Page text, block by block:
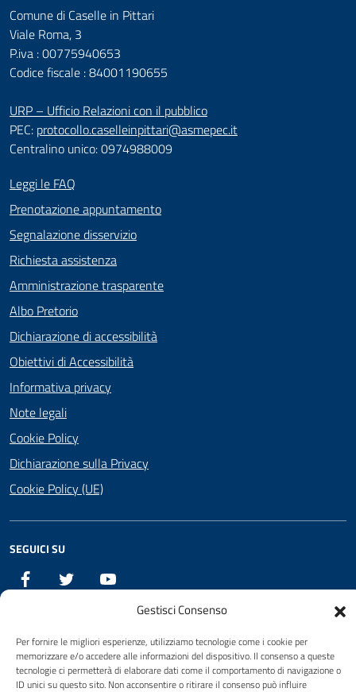
Gestisci Consenso
Per fornire le migliori esperienze, utilizziamo tecnologie come i cookie per
memorizzare e/o accedere alle informazioni del dispositivo. Il consenso a queste
tecnologie ci permetterà di elaborare dati come il comportamento di navigazione o
ID unici su questo sito. Non acconsentire o ritirare il consenso può influire
Comune di Caselle in Pittari
Viale Roma, 3
P.iva : 00775940653
Codice fiscale : 84001190655
URP – Ufficio Relazioni con il pubblico
PEC: protocollo.caselleinpittari@asmepec.it
Centralino unico: 0974988009
Leggi le FAQ
Prenotazione appuntamento
Segnalazione disservizio
Richiesta assistenza
Amministrazione trasparente
Albo Pretorio
Dichiarazione di accessibilità
Obiettivi di Accessibilità
Informativa privacy
Note legali
Cookie Policy
Dichiarazione sulla Privacy
Cookie Policy (UE)
SEGUICI SU
Facebook Twitter
Attuazione Misure PNRR
Piano di miglioramento del sito